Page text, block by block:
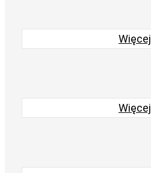
Więcej
Więcej